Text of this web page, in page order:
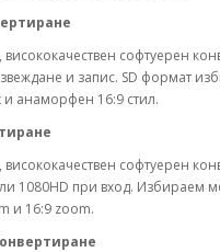
висококачествен софтуерен
и запис. SD формат
анаморфен 16:9 стил.
висококачествен софтуерен
1080HD при вход. Избираем
и 16:9 zoom.